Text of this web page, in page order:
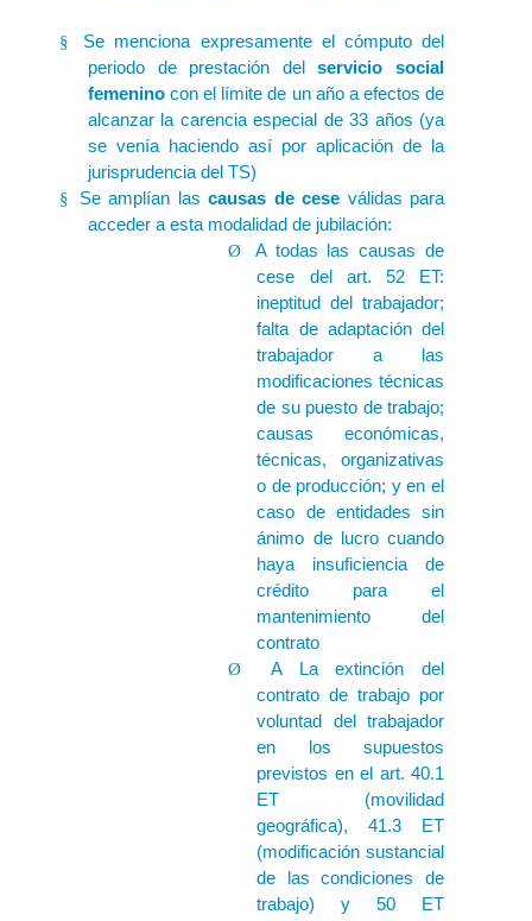
§
Se menciona expresamente el cómputo del
periodo de prestación delservicio social
femeninocon el límite de un año a efectos de
alcanzar la carencia especial de 33 años (ya
se venía haciendo así por aplicación de la
jurisprudencia del TS)
§ Se amplían lascausas de cese válidas para
acceder a esta modalidad de jubilación:
Ø
A todas las causas de
cese del art. 52 ET:
ineptitud del trabajador;
falta de adaptación del
trabajador a las
modificaciones técnicas
de su puesto de trabajo;
causas económicas,
técnicas, organizativas
o de producción; y en el
caso de entidades sin
ánimo de lucro cuando
haya insuficiencia de
crédito para el
mantenimiento del
contrato
Ø
A La extinción del
contrato de trabajo por
voluntad del trabajador
en los supuestos
previstos en el art. 40.1
ET (movilidad
geográfica), 41.3 ET
(modificación sustancial
de las condiciones de
trabajo) y 50 ET